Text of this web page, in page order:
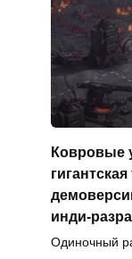
Ковровые
инди-
Одиночный